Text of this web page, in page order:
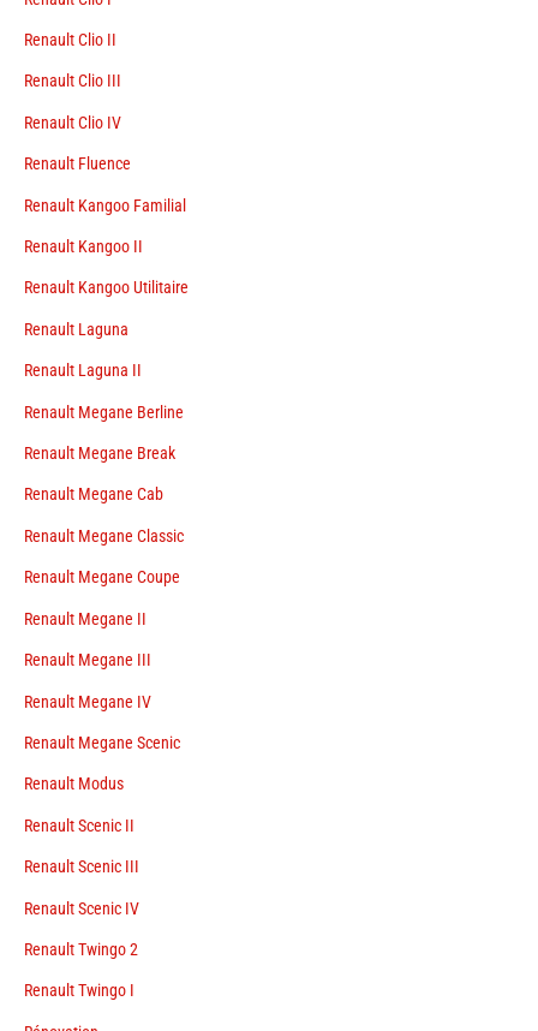
Renault Clio II
Renault Clio III
Renault Clio IV
Renault Fluence
Renault Kangoo Familial
Renault Kangoo II
Renault Kangoo Utilitaire
Renault Laguna
Renault Laguna II
Renault Megane Berline
Renault Megane Break
Renault Megane Cab
Renault Megane Classic
Renault Megane Coupe
Renault Megane II
Renault Megane III
Renault Megane IV
Renault Megane Scenic
Renault Modus
Renault Scenic II
Renault Scenic III
Renault Scenic IV
Renault Twingo 2
Renault Twingo I